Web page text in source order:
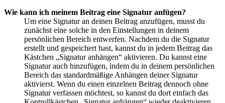
Wie kann ich meinem Beitrag eine Signatur anfügen?
Um eine Signatur an deinen Beitrag anzufügen, musst du
zunächst eine solche in den Einstellungen in deinem
persönlichen Bereich entwerfen. Nachdem du die Signatur
erstellt und gespeichert hast, kannst du in jedem Beitrag das
Kästchen „Signatur anhängen“ aktivieren. Du kannst eine
Signatur auch hinzufügen, indem du in deinem persönlichen
Bereich das standardmäßige Anhängen deiner Signatur
aktivierst. Wenn du einen einzelnen Beitrag dennoch ohne
Signatur verfassen möchtest, so kannst du dort einfach das